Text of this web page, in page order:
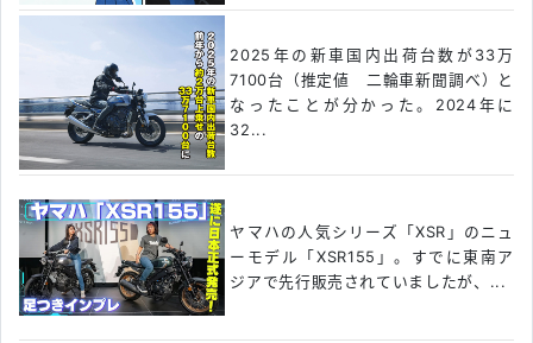
2025年の新車国内出荷台数が33万
7100台（推定値 二輪車新聞調べ）と
なったことが分かった。2024年に
32...
ヤマハの人気シリーズ「XSR」のニュ
ーモデル「XSR155」。すでに東南ア
ジアで先行販売されていましたが、...